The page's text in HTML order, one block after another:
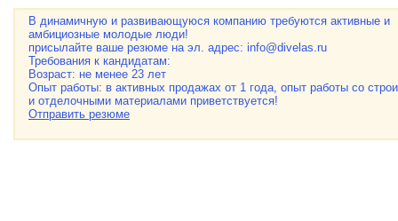
В динамичную и развивающуюся компанию требуются активные и
амбициозные молодые люди!
присылайте ваше резюме на эл. адрес: info@divelas.ru
Требования к кандидатам:
Возраст: не менее 23 лет
Опыт работы: в активных продажах от 1 года, опыт работы со
и отделочными материалами приветствуется!
Отправить резюме